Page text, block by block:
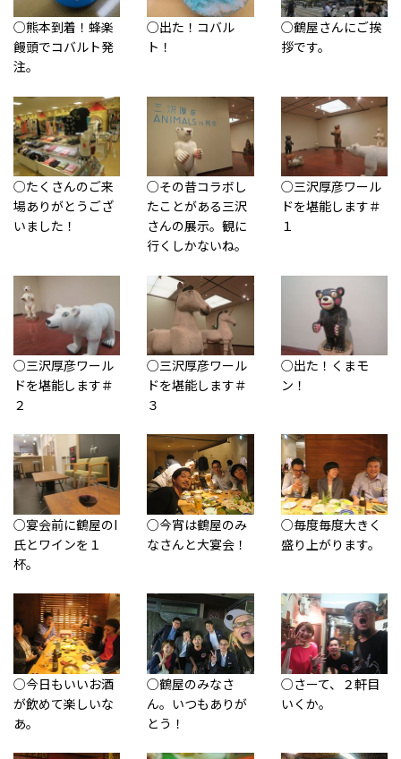
○熊本到着！蜂楽
饅頭でコバルト発
注。
○出た！コバル
ト！
○鶴屋さんにご挨
拶です。
○たくさんのご来
場ありがとうござ
いました！
○その昔コラボし
たことがある三沢
さんの展示。観に
行くしかないね。
○三沢厚彦ワール
ドを堪能します＃
１
○三沢厚彦ワール
ドを堪能します＃
２
○三沢厚彦ワール
ドを堪能します＃
３
○出た！くまモ
ン！
○宴会前に鶴屋のI
氏とワインを１
杯。
○今宵は鶴屋のみ
なさんと大宴会！
○毎度毎度大きく
盛り上がります。
○今日もいいお酒
が飲めて楽しいな
あ。
○鶴屋のみなさ
ん。いつもありが
とう！
○さーて、２軒目
いくか。